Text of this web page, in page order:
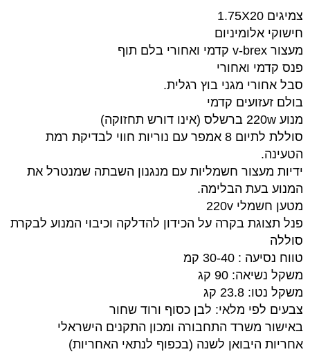
צמיגים 1.75X20
חישוקי אלומיניום
מעצור v-brex קדמי ואחורי בלם תוף
פנס קדמי ואחורי
סבל אחורי מגני בוץ רגלית.
בולם זעזועים קדמי
מנוע 220w ברשלס (אינו דורש תחזוקה)
סוללת לתיום 8 אמפר עם נוריות חווי לבדיקת רמת
הטעינה.
ידיות מעצור חשמליות עם מנגנון השבתה שמנטרל את
המנוע בעת הבלימה.
מטען חשמלי 220v
פנל תצוגת בקרה על הכידון להדלקה וכיבוי המנוע לבקרת
סוללה
טווח נסיעה : 30-40 קמ
משקל נשיאה: 90 קג
משקל נטו: 23.8 קג
צבעים לפי מלאי: לבן כסוף ורוד שחור
באישור משרד התחבורה ומכון התקנים הישראלי
אחריות היבואן לשנה (בכפוף לנתאי האחריות)